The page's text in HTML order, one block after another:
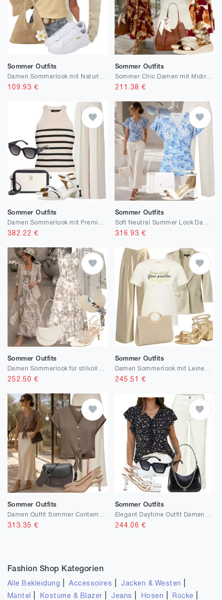
Sommer Outfits
109.93 €
Sommer Outfits
Sommer Chic Damen mit Midirock
211.38 €
Sommer Outfits
382.22 €
Sommer Outfits
316.93 €
Sommer Outfits
252.50 €
Sommer Outfits
245.51 €
Sommer Outfits
313.35 €
Sommer Outfits
244.06 €
Fashion Shop Kategorien
Alle Bekleidung |Accessoires Jacken & Westen
Mäntel Kostüme & Blazer Jeans Hosen Röcke